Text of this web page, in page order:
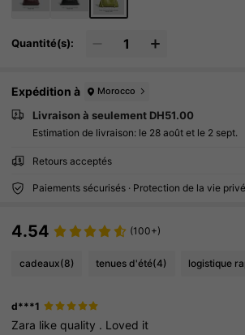
Quantité(s):
Expédition à Morocco
Livraison à seulement DH51.00
Estimation de livraison: le 28 août et le 2 sept.
Retours acceptés
Paiements sécurisés · Protection de la vie
4.54 (100+)
cadeaux(8) tenues d'été(4) logistique
d***1
Zara likequality . Loved it